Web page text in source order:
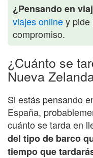
¿Pensando en
viajes onliney pide
compromiso.
¿Cuánto se
Nueva
Si estás pensando
España,
cuánto se tarda en
del tipo de barco
tiempo que